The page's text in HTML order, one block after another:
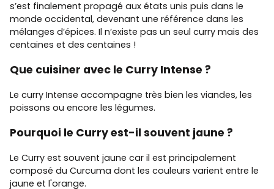
s’est finalement propagé aux états unis puis dans le
monde occidental, devenant une référence dans les
mélanges d’épices. Il n’existe pas un seul curry mais des
centaines et des centaines !
Que cuisiner avec le Curry Intense ?
Le curry Intense accompagne très bien les viandes, les
poissons ou encore les légumes.
Pourquoi le Curry est-il souvent jaune ?
Le Curry est souvent jaune car il est principalement
composé du Curcuma dont les couleurs varient entre le
jaune et l'orange.